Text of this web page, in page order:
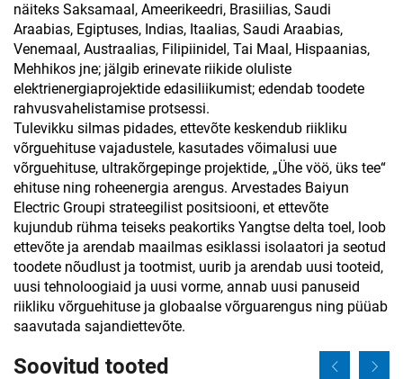
näiteks Saksamaal, Ameerikeedri, Brasiilias, Saudi
Araabias, Egiptuses, Indias, Itaalias, Saudi Araabias,
Venemaal, Austraalias, Filipiinidel, Tai Maal, Hispaanias,
Mehhikos jne; jälgib erinevate riikide oluliste
elektrienergiaprojektide edasiliikumist; edendab toodete
rahvusvahelistamise protsessi.
Tulevikku silmas pidades, ettevõte keskendub riikliku
võrguehituse vajadustele, kasutades võimalusi uue
võrguehituse, ultrakõrgepinge projektide, „Ühe vöö, üks tee“
ehituse ning roheenergia arengus. Arvestades Baiyun
Electric Groupi strateegilist positsiooni, et ettevõte
kujundub rühma teiseks peakortiks Yangtse delta toel, loob
ettevõte ja arendab maailmas esiklassi isolaatori ja seotud
toodete nõudlust ja tootmist, uurib ja arendab uusi tooteid,
uusi tehnoloogiaid ja uusi vorme, annab uusi panuseid
riikliku võrguehituse ja globaalse võrguarengus ning püüab
saavutada sajandiettevõte.
Soovitud tooted